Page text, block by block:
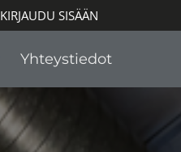
KIRJAUDU SISÄÄN
Yhteystiedot